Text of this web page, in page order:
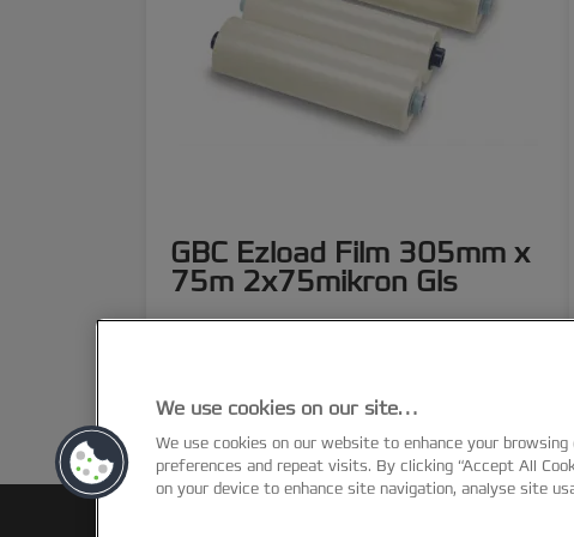
GBC Ezload Film 305mm x
75m 2x75mikron Gls
SATIN AL
We use cookies on our site…
We use cookies on our website to enhance your
preferences and repeat visits. By clicking “Accept All
on your device to enhance site navigation, analyse site